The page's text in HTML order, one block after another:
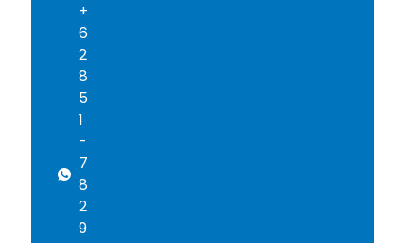
+
6
2
8
5
1
-
7
8
2
9